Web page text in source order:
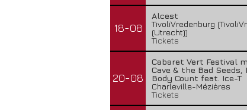
18-08
Alcest
TivoliVredenburg
(Utrecht))
Tickets
20-08
Cabaret Vert Festival
Cave & the Bad Seeds,
Body Count feat. Ice-T
Charleville-Mézières
Tickets